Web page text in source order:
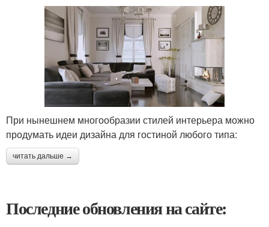
При нынешнем многообразии стилей интерьера можно
продумать идеи дизайна для гостиной любого типа:
читать дальше →
Последние обновления на сайте: